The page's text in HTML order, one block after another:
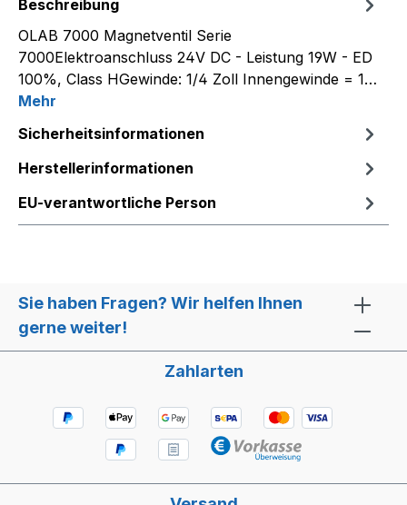
Beschreibung
OLAB 7000 Magnetventil Serie
7000Elektroanschluss 24V DC - Leistung 19W - ED
100%, Class HGewinde: 1/4 Zoll Innengewinde = 1…
Mehr
Sicherheitsinformationen
Herstellerinformationen
EU-verantwortliche Person
Sie haben Fragen? Wir helfen Ihnen
gerne weiter!
Zahlarten